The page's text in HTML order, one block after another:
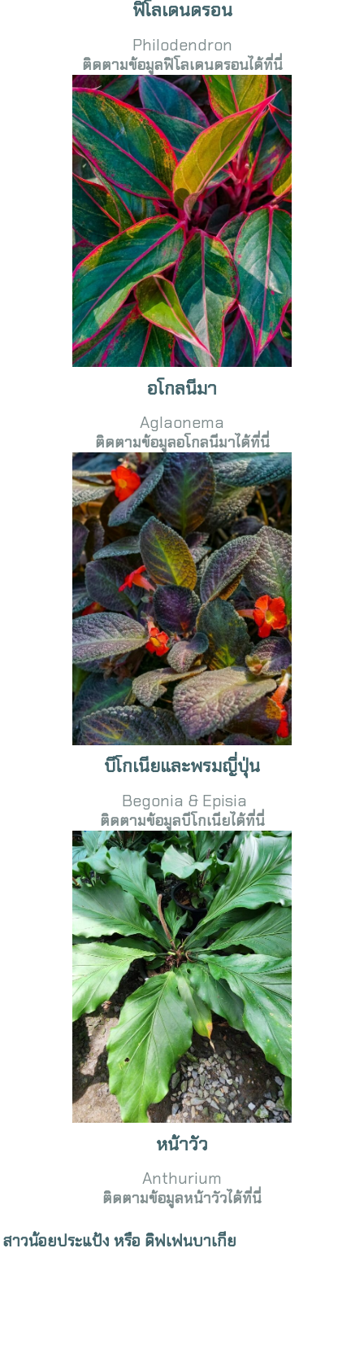
ฟิโลเดนดรอน
Philodendron
ติดตามข้อมูลฟิโลเดนดรอนได้ที่นี่
อโกลนีมา
Aglaonema
ติดตามข้อมูลอโกลนีมาได้ที่นี่
บีโกเนียและพรมญี่ปุ่น
Begonia & Episia
ติดตามข้อมูลบีโกเนียได้ที่นี่
หน้าวัว
Anthurium
ติดตามข้อมูลหน้าวัวได้ที่นี่
สาวน้อยประแป้ง หรือ ดิฟเฟนบาเกีย